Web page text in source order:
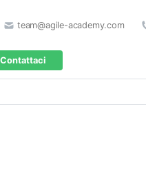
team@agile-academy.com
Contattaci